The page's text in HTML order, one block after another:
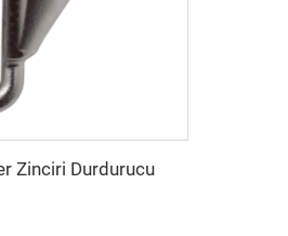
Zinciri Durdurucu